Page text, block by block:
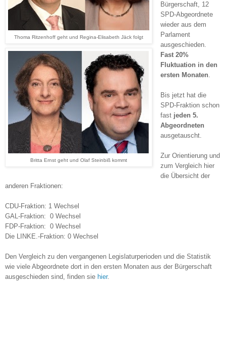
Thoma Ritzenhoff geht und Regina-Elisabeth Jäck folgt
Britta Ernst geht und Olaf Steinbiß kommt
Bürgerschaft, 12
SPD-Abgeordnete
wieder aus dem
Parlament
ausgeschieden.
Fast 20%
Fluktuation in den
ersten Monaten.
Bis jetzt hat die
SPD-Fraktion schon
fastjeden 5.
Abgeordneten
ausgetauscht.
Zur Orientierung und
zum Vergleich hier
die Übersicht der
anderen Fraktionen:
CDU-Fraktion: 1 Wechsel
GAL-Fraktion: 0 Wechsel
FDP-Fraktion: 0 Wechsel
Die LINKE.-Fraktion: 0 Wechsel
Den Vergleich zu den vergangenen Legislaturperioden und die Statistik
wie viele Abgeordnete dort in den ersten Monaten aus der Bürgerschaft
ausgeschieden sind, finden sie hier.